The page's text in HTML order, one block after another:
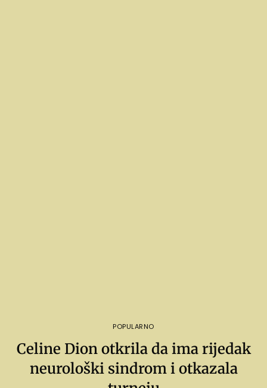
POPULARNO
Celine Dion otkrila da ima rijedak
neurološki sindrom i otkazala